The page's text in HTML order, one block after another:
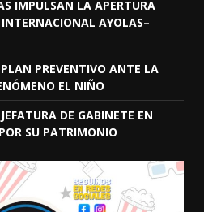
IMPULSAN LA APERTURA
AYOLAS–
PREVENTIVO ANTE LA
EL NIÑO
DE GABINETE EN
SU PATRIMONIO